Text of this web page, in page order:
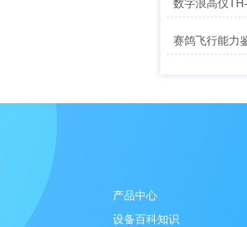
赛鸽飞行能力
产品中心
设备百科知识